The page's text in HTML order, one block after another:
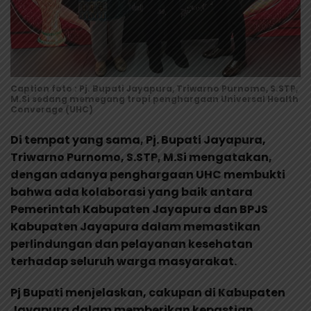
Caption foto : Pj. Bupati Jayapura, Triwarno Purnomo, S.STP,
M.Si sedang memegang tropi penghargaan Universal Health
Converage (UHC)
Di tempat yang sama, Pj. Bupati Jayapura,
Triwarno Purnomo, S.STP, M.Si mengatakan,
dengan adanya penghargaan UHC membukti
bahwa ada kolaborasi yang baik antara
Pemerintah Kabupaten Jayapura dan BPJS
Kabupaten Jayapura dalam memastikan
perlindungan dan pelayanan kesehatan
terhadap seluruh warga masyarakat.
Pj Bupati menjelaskan, cakupan di Kabupaten